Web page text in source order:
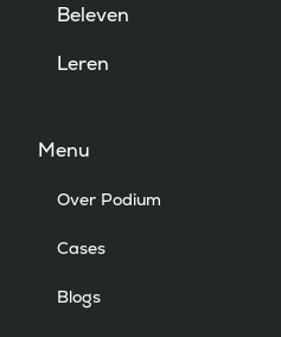
Beleven
Leren
Menu
Over Podium
Cases
Blogs